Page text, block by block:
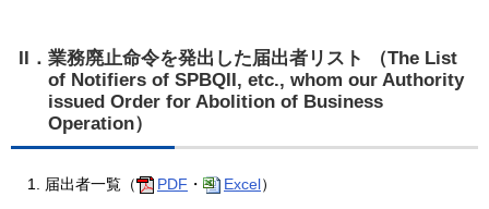
II．業務廃止命令を発出した届出者リスト （The List
of Notifiers of SPBQII, etc., whom our Authority
issued Order for Abolition of Business
Operation）
届出者一覧（ PDF ・ Excel）